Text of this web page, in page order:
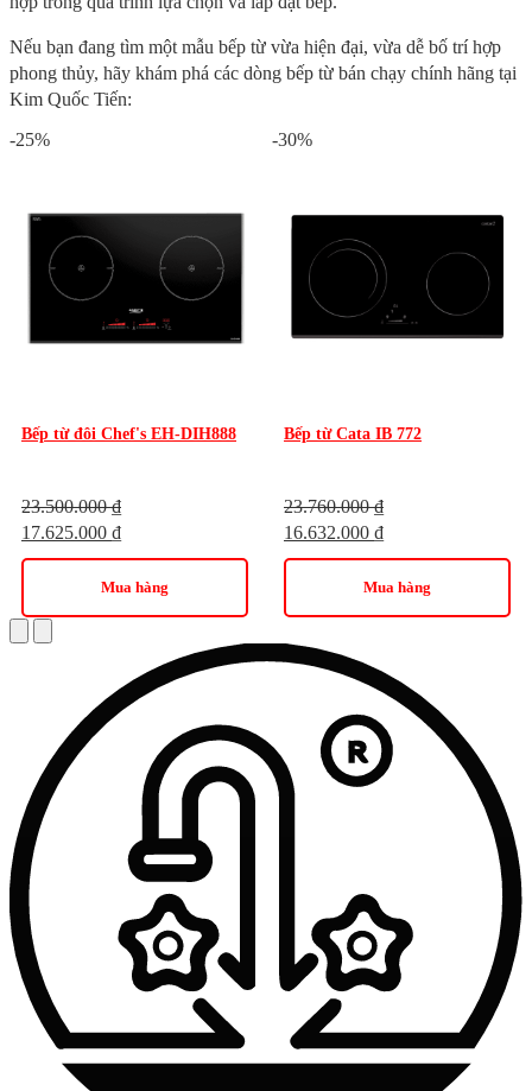
Nếu bạn đang tìm một mẫu bếp từ vừa hiện đại, vừa dễ bố trí hợp
phong thủy, hãy khám phá các dòng bếp từ bán chạy chính hãng tại
Kim Quốc Tiến:
-25%
Bếp từ đôi Chef's EH-DIH888
23.500.000₫
17.625.000 ₫
Mua hàng
-30%
Bếp từ Cata IB 772
23.760.000₫
16.632.000 ₫
Mua hàng